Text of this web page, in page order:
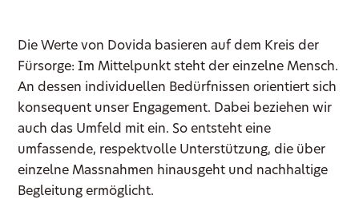
Die Werte von Dovida basieren auf dem Kreis der
Fürsorge: Im Mittelpunkt steht der einzelne Mensch.
An dessen individuellen Bedürfnissen orientiert sich
konsequent unser Engagement. Dabei beziehen wir
auch das Umfeld mit ein. So entsteht eine
umfassende, respektvolle Unterstützung, die über
einzelne Massnahmen hinausgeht und nachhaltige
Begleitung ermöglicht.